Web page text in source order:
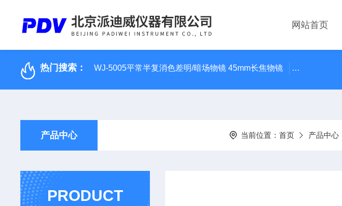
网站首页
热门搜索： WJ-5005平常半复消色差明/暗场物镜 45mm长焦物镜 LMPLN-IR/
产品中心 当前位置： 首页 产品中心
PRODUCT